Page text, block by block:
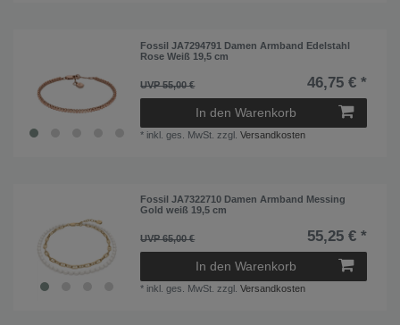
Fossil JA7294791 Damen Armband Edelstahl
Rose Weiß 19,5 cm
UVP 55,00 € 46,75 € *
In den Warenkorb
* inkl. ges. MwSt. zzgl.Versandkosten
Fossil JA7322710 Damen Armband Messing
Gold weiß 19,5 cm
UVP 65,00 € 55,25 € *
In den Warenkorb
* inkl. ges. MwSt. zzgl.Versandkosten